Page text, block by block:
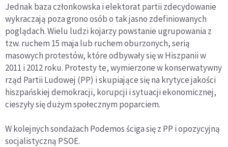
Jednak baza członkowska i elektorat partii zdecydowanie
wykraczają poza grono osób o tak jasno zdefiniowanych
poglądach. Wielu ludzi kojarzy powstanie ugrupowania z
tzw. ruchem 15 maja lub ruchem oburzonych, serią
masowych protestów, które odbywały się w Hiszpanii w
2011 i 2012 roku. Protesty te, wymierzone w konserwatywny
rząd Partii Ludowej (PP) i skupiające się na krytyce jakości
hiszpańskiej demokracji, korupcji i sytuacji ekonomicznej,
cieszyły się dużym społecznym poparciem.
W kolejnych sondażach Podemos ściga się z PP i opozycyjną
socjalistyczną PSOE.